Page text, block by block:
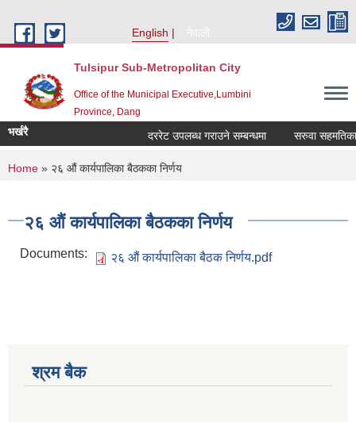
English
नेपाली
Tulsipur Sub-Metropolitan City
Office of the Municipal Executive,Lumbini
Province, Dang
भर्खरै दररेट उपलब्ध गराउने सम्बन्धमा सरुवा सहमतिका
You are here
Home » २६ औं कार्यपालिका बैठकका निर्णय
२६ औं कार्यपालिका बैठकका निर्णय
Documents: २६ औं कार्यपालिका बैठक निर्णय.pdf
श्रम बैक